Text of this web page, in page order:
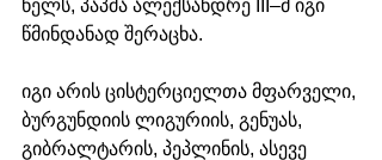
წელს, პაპმა ალექსანდრე III–მ იგი
წმინდანად შერაცხა.
იგი არის ცისტერციელთა მფარველი,
ბურგუნდიის ლიგურიის, გენუას,
გიბრალტარის, პეპლინის, ასევე